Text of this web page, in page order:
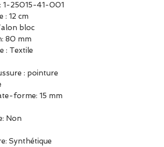
1-25015-41-001
: 12 cm
bloc
80 mm
: Textile
: pointure
forme: 15 mm
Non
Synthétique